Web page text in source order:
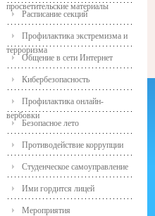
просветительские материалы
Расписание секций
Профилактика экстремизма и
терроризма
Общение в сети Интернет
Кибербезопасность
Профилактика онлайн-
вербовки
Безопасное лето
Противодействие коррупции
Студенческое самоуправление
Ими гордится лицей
Мероприятия